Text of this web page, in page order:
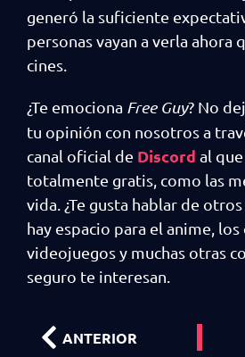
generó la suficiente
personas vayan a verla ahora
cines.
¿Te emociona Free Guy? No
tu opinión con nosotros a
canal oficial de Discord al
totalmente gratis, como las
vida. ¿Te gusta hablar de
hay espacio para el anime, los
videojuegos y muchas otras
seguro te interesan.
ANTERIOR